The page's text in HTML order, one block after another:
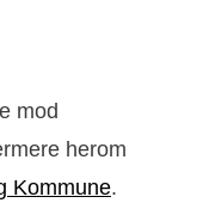
mod
herom
Kommune.